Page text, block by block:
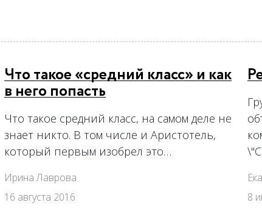
Что такое «средний класс» и как
в него попасть
Что такое средний класс, на самом деле не
знает никто. В том числе и Аристотель,
который первым изобрел это…
Ирина Лаврова
16 августа 2016
8